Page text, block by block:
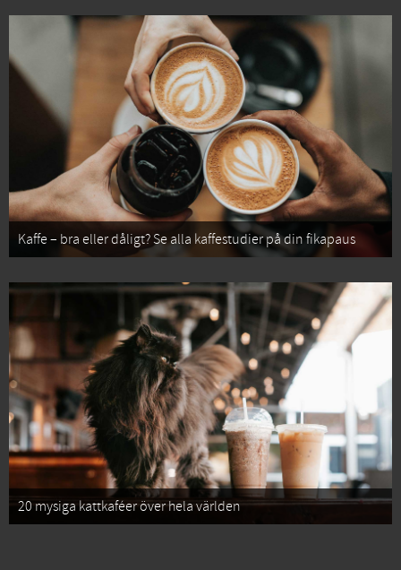
Kaffe – bra eller dåligt? Se alla kaffestudier på din fikapaus
20 mysiga kattkaféer över hela världen